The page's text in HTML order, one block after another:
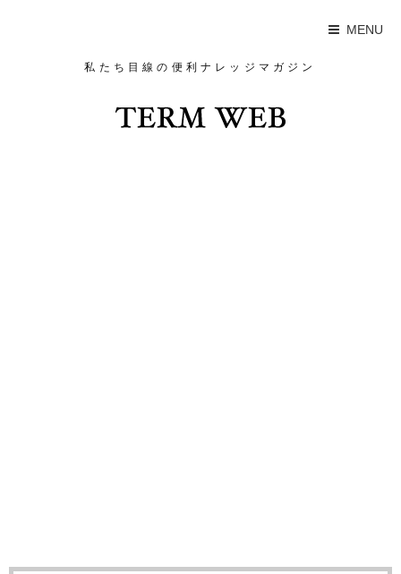
MENU
私たち目線の便利ナレッジマガジン